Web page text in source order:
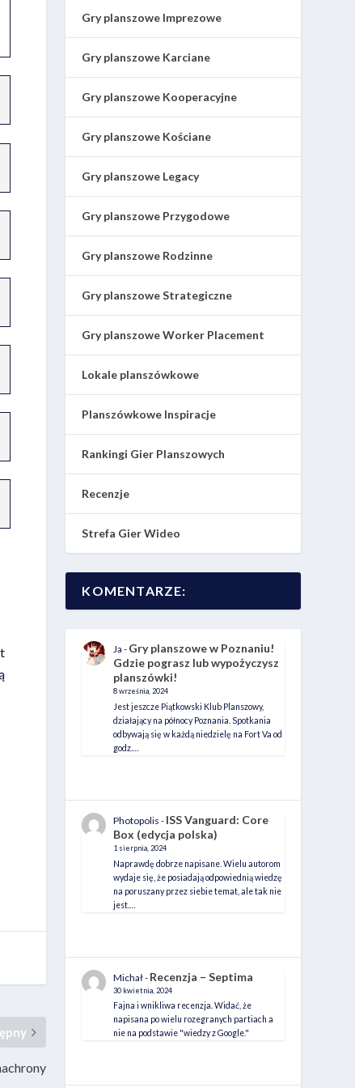
Gry planszowe Imprezowe
Gry planszowe Karciane
Gry planszowe Kooperacyjne
Gry planszowe Kościane
Gry planszowe Legacy
Gry planszowe Przygodowe
Gry planszowe Rodzinne
Gry planszowe Strategiczne
Gry planszowe Worker Placement
Lokale planszówkowe
Planszówkowe Inspiracje
Rankingi Gier Planszowych
Recenzje
Strefa Gier Wideo
KOMENTARZE:
Ja - Gry planszowe w Poznaniu!
Gdzie pograsz lub wypożyczysz
planszówki!
8 września, 2024
Jest jeszcze Piątkowski Klub Planszowy,
działający na północy Poznania. Spotkania
odbywają się w każdą niedzielę na Fort Va od
godz.…
Photopolis - ISS Vanguard: Core
Box (edycja polska)
1 sierpnia, 2024
Naprawdę dobrze napisane. Wielu autorom
wydaje się, że posiadają odpowiednią wiedzę
na poruszany przez siebie temat, ale tak nie
jest.…
Michał- Recenzja – Septima
30 kwietnia, 2024
Fajna i wnikliwa recenzja. Widać, że
napisana po wielu rozegranych partiach a
nie na podstawie "wiedzy z Google."